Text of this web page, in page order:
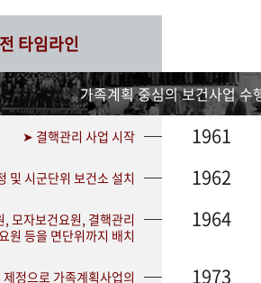
타임라인
가족계획 중심의 보건사업 수
➤ 결핵관리 사업 시작 1961
및 시군단위 보건소 설치 1962
모자보건요원, 결핵관리
원 등을 면단위까지 배치
1964
정으로 가족계획사업의
1973